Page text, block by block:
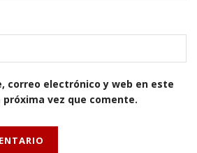
correo electrónico y web en este
vez que comente.